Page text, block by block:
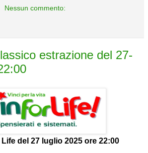
Nessun commento:
estrazione del 27-
del 27 luglio 2025 ore 22:00